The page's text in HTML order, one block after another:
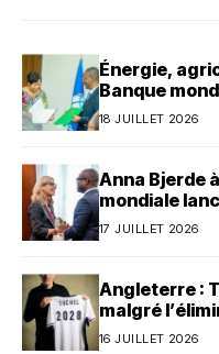
Énergie,
Banque
dollars au
18 JUILLET 2026
Anna Bjerde
mondiale
avec le Bénin
17 JUILLET 2026
Angleterre :
malgré
16 JUILLET 2026